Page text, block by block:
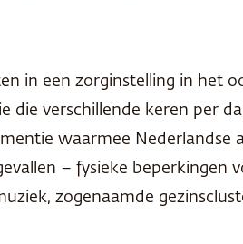
in een zorginstelling in het
die verschillende keren per
waarmee
– fysieke
zogenaamde